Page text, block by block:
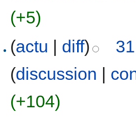
(+5)
(actu | diff)
(discussion |
(+104)